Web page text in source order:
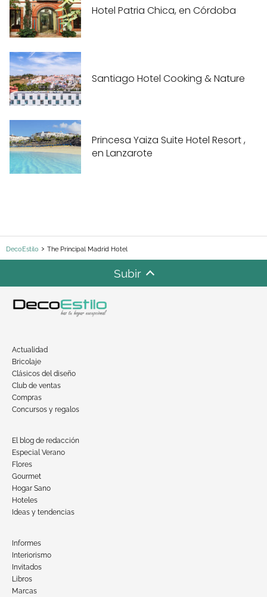
Hotel Patria Chica, en Córdoba
Santiago Hotel Cooking & Nature
Princesa Yaiza Suite Hotel Resort ,
en Lanzarote
DecoEstilo The Principal Madrid Hotel
Subir
Actualidad
Bricolaje
Clásicos del diseño
Club de ventas
Compras
Concursos y regalos
El blog de redacción
Especial Verano
Flores
Gourmet
Hogar Sano
Hoteles
Ideas y tendencias
Informes
Interiorismo
Invitados
Libros
Marcas